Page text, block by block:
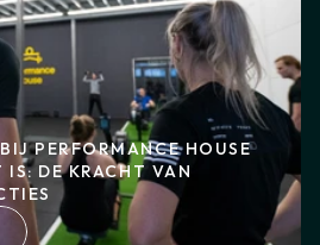
PERFORMANCE HOUSE
IS: DE KRACHT VAN